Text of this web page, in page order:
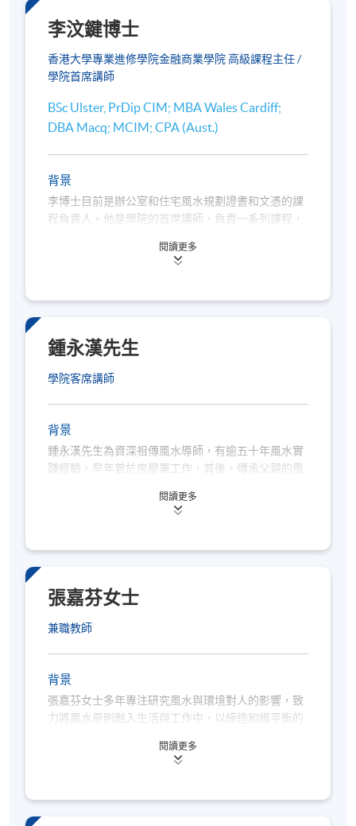
李汶鍵博士
香港大學專業進修學院金融商業學院 高級課程主任 /
學院首席講師
BSc Ulster, PrDip CIM; MBA Wales Cardiff;
DBA Macq; MCIM; CPA (Aust.)
背景
李博士目前是辦公室和住宅風水規劃證書和文憑的課
程負責人。他是學院的首席講師，負責一系列課程，
教授各種科目，包括戰略管理、行銷、財務管理、會
利亞麥格理大學獲得博士學位。他的研究興趣包括中
在加入香港大學專業進修學院之前，他在商業領域工
作，包括銷售和行銷、運營、戰略管理和組織變革。
閱讀更多
鍾永漢先生
學院客席講師
背景
鍾永漢先生為資深祖傳風水導師，有逾五十年風水實
踐經驗。早年曾於房屋署工作，其後，傳承父親的風
閱讀更多
張嘉芬女士
兼職教師
背景
張嘉芬女士多年專注研究風水與環境對人的影響，致
力將風水原則融入生活與工作中，以締造和諧平衡的
閱讀更多